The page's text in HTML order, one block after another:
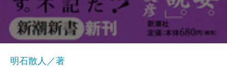
明石散人／著